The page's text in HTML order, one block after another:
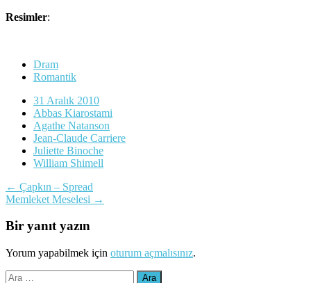
Resimler:
Dram
Romantik
31 Aralık 2010
Abbas Kiarostami
Agathe Natanson
Jean-Claude Carriere
Juliette Binoche
William Shimell
Yazı
dolaşımı
← Çapkın – Spread
Memleket Meselesi →
Bir yanıt yazın
Yorum yapabilmek için oturum açmalısınız.
Arama: